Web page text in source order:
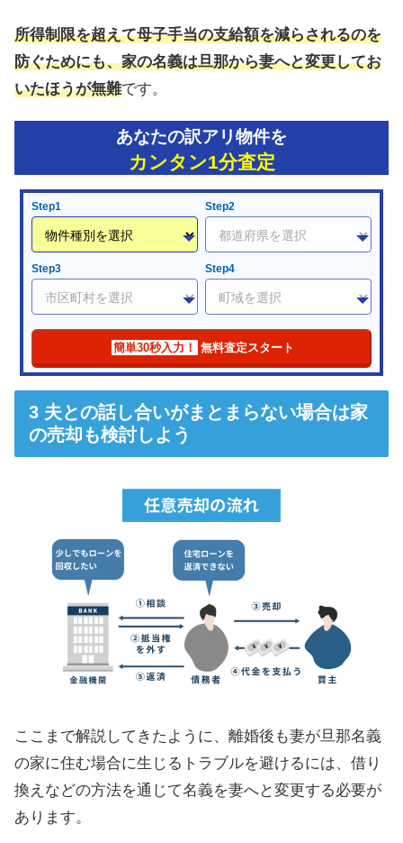
所得制限を超えて母子手当の支給額を減らされるのを
防ぐためにも、家の名義は旦那から妻へと変更してお
いたほうが無難です。
あなたの訳アリ物件を
カンタン1分査定
Step1 Step2
Step3 Step4
簡単30秒入力！ 無料査定スタート
夫との話し合いがまとまらない場合は家
の売却も検討しよう
ここまで解説してきたように、離婚後も妻が旦那名義
の家に住む場合に生じるトラブルを避けるには、借り
換えなどの方法を通じて名義を妻へと変更する必要が
あります。